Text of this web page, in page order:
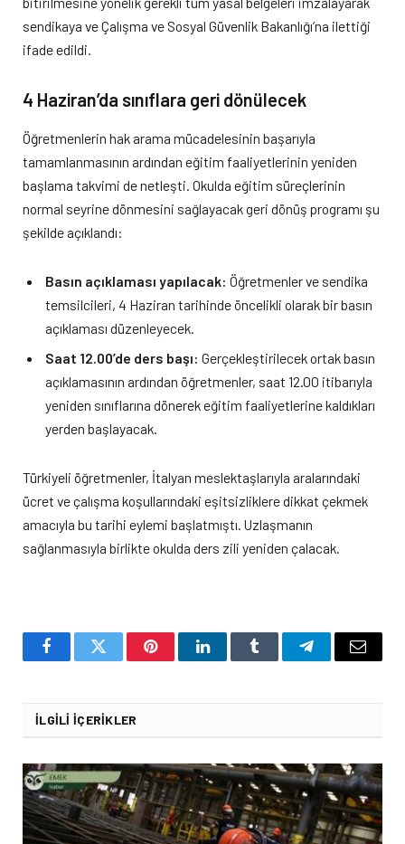
sendikaya ve Çalışma ve Sosyal Güvenlik Bakanlığı’na ilettiği
ifade edildi.
4 Haziran’da sınıflara geri dönülecek
Öğretmenlerin hak arama mücadelesinin başarıyla
tamamlanmasının ardından eğitim faaliyetlerinin yeniden
başlama takvimi de netleşti. Okulda eğitim süreçlerinin
normal seyrine dönmesini sağlayacak geri dönüş programı şu
şekilde açıklandı:
Basın açıklaması yapılacak: Öğretmenler ve sendika
temsilcileri, 4 Haziran tarihinde öncelikli olarak bir basın
açıklaması düzenleyecek.
Saat 12.00’de ders başı: Gerçekleştirilecek ortak basın
açıklamasının ardından öğretmenler, saat 12.00 itibarıyla
yeniden sınıflarına dönerek eğitim faaliyetlerine kaldıkları
yerden başlayacak.
Türkiyeli öğretmenler, İtalyan meslektaşlarıyla aralarındaki
ücret ve çalışma koşullarındaki eşitsizliklere dikkat çekmek
amacıyla bu tarihi eylemi başlatmıştı. Uzlaşmanın
sağlanmasıyla birlikte okulda ders zili yeniden çalacak.
FacebookTwitter PinterestLinkedInTumblr TelegramEmail
İLGILI İÇERIKLER